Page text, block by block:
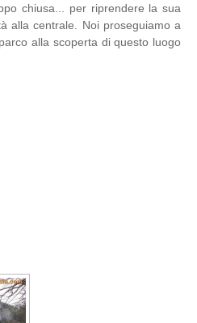
chiusa... per riprendere la sua
alla centrale. Noi proseguiamo a
alla scoperta di questo luogo